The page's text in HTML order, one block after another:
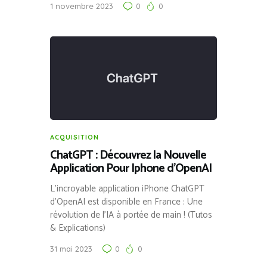
1 novembre 2023 0 0
ACQUISITION
ChatGPT : Découvrez la Nouvelle
Application Pour Iphone d’OpenAI
L’incroyable application iPhone ChatGPT
d’OpenAI est disponible en France : Une
révolution de l’IA à portée de main ! (Tutos
& Explications)
31 mai 2023 0 0